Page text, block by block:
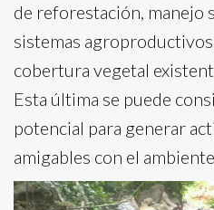
de reforestación, manejo
sistemas
cobertura vegetal
Esta última se puede
potencial para generar
amigables con el